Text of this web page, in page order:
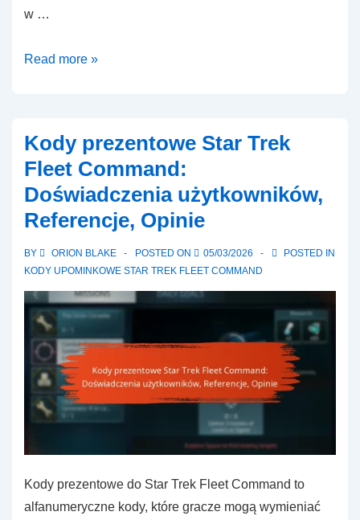
w …
Kody
Fleet
Command:
Jak
znaleźć
Źródła
Kroki
weryfikacji
Read more »
Kody prezentowe Star Trek
Fleet Command:
Doświadczenia użytkowników,
Referencje, Opinie
BY ORION BLAKE POSTED ON 05/03/2026
POSTED IN
KODY UPOMINKOWE STAR TREK FLEET COMMAND
Kody prezentowe do Star Trek Fleet Command to
alfanumeryczne kody, które gracze mogą wymieniać